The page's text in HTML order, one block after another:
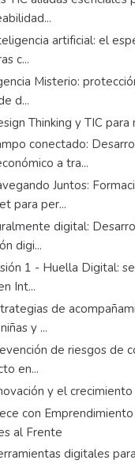
artificial: el
c...
Misterio:
d...
Thinking y TIC para
conectado:
a tra...
Juntos:
para per...
digital:
digi...
1 - Huella Digital:
Int...
de
y ...
de riesgos de
en...
y el
con
al Frente
digitales